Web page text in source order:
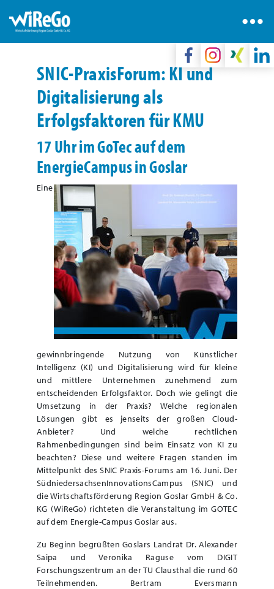
SNIC-PraxisForum: KI und
Digitalisierung als
Erfolgsfaktoren für KMU
17 Uhr im GoTec auf dem
EnergieCampus in Goslar
Eine
gewinnbringende Nutzung von Künstlicher
Intelligenz (KI) und Digitalisierung wird für kleine
und mittlere Unternehmen zunehmend zum
entscheidenden Erfolgsfaktor. Doch wie gelingt die
Umsetzung in der Praxis? Welche regionalen
Lösungen gibt es jenseits der großen Cloud-
Anbieter? Und welche rechtlichen
Rahmenbedingungen sind beim Einsatz von KI zu
beachten? Diese und weitere Fragen standen im
Mittelpunkt des SNIC Praxis-Forums am 16. Juni. Der
SüdniedersachsenInnovationsCampus (SNIC) und
die Wirtschaftsförderung Region Goslar GmbH & Co.
KG (WiReGo) richteten die Veranstaltung im GOTEC
auf dem Energie-Campus Goslar aus.
Zu Beginn begrüßten Goslars Landrat Dr. Alexander
Saipa und Veronika Raguse vom DIGIT
Forschungszentrum an der TU Clausthal die rund 60
Teilnehmenden. Bertram Eversmann